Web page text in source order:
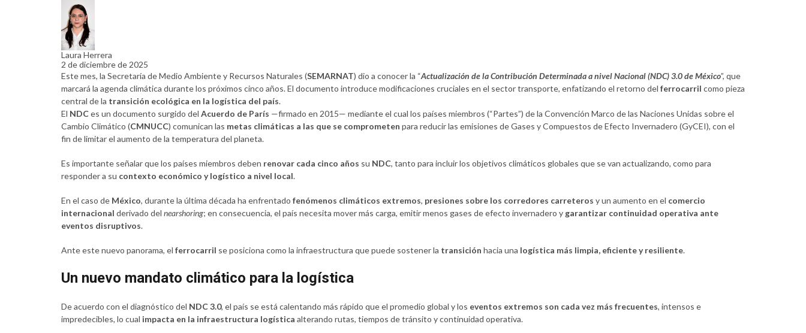
Laura Herrera
2 de diciembre de 2025
Este mes, la Secretaría de Medio Ambiente y Recursos Naturales (SEMARNAT) dio a conocer la “Actualización de la Contribución Determinada a nivel Nacional (NDC) 3.0 de México”, que
marcará la agenda climática durante los próximos cinco años. El documento introduce modificaciones cruciales en el sector transporte, enfatizando el retorno del ferrocarril como pieza
central de la transición ecológica en la logística del país.
El NDCes un documento surgido del Acuerdo de París —firmado en 2015— mediante el cual los países miembros (“Partes”) de la Convención Marco de las Naciones Unidas sobre el
Cambio Climático (CMNUCC) comunican las metas climáticas a las que se comprometen para reducir las emisiones de Gases y Compuestos de Efecto Invernadero (GyCEI), con el
fin de limitar el aumento de la temperatura del planeta.
Es importante señalar que los países miembros deben renovar cada cinco años su NDC, tanto para incluir los objetivos climáticos globales que se van actualizando, como para
responder a su contexto económico y logístico a nivel local.
En el caso de México, durante la última década ha enfrentado fenómenos climáticos extremos, presiones sobre los corredores carreteros y un aumento en el comercio
internacional derivado del nearshoring; en consecuencia, el país necesita mover más carga, emitir menos gases de efecto invernadero y garantizar continuidad operativa ante
eventos disruptivos.
Ante este nuevo panorama, el ferrocarril se posiciona como la infraestructura que puede sostener la transición hacia una logística más limpia, eficiente y resiliente.
Un nuevo mandato climático para la logística
De acuerdo con el diagnóstico del NDC 3.0, el país se está calentando más rápido que el promedio global y los eventos extremos son cada vez más frecuentes, intensos e
impredecibles, lo cual impacta en la infraestructura logística alterando rutas, tiempos de tránsito y continuidad operativa.